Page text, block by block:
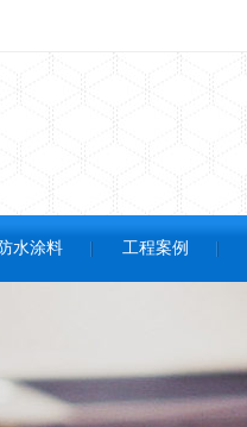
水涂料 工程案例